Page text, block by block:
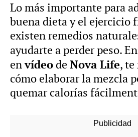
Lo más importante para
buena dieta y el ejercicio
existen remedios
ayudarte a perder peso.
envídeo de Nova Life,
cómo elaborar la mezcla
quemar calorías